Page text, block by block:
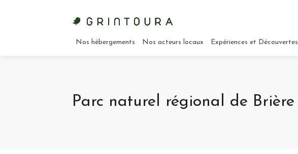
Nos hébergements Nos acteurs locaux Expériences et Découvertes
Parc naturel régional de Brière